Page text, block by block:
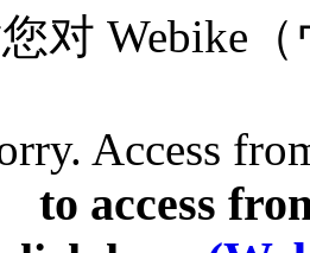
对 Webike
Access
to access